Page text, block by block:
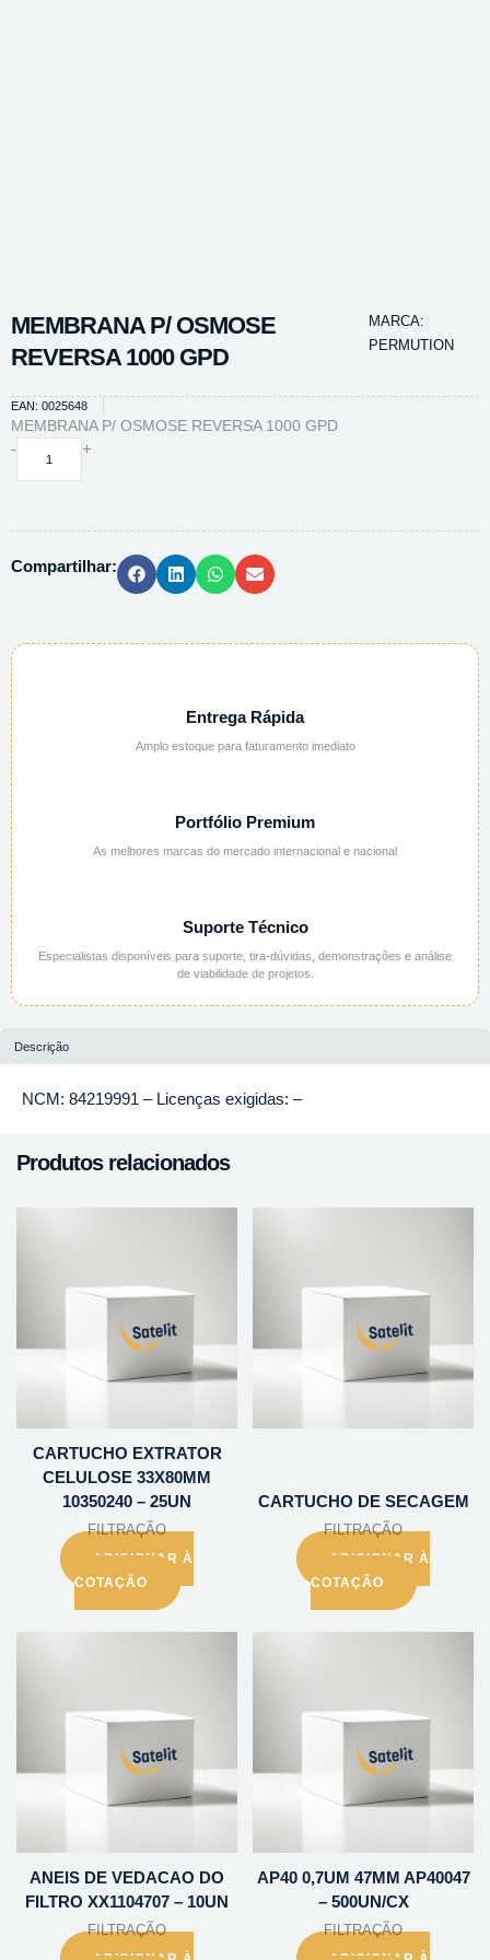
MEMBRANA P/ OSMOSE
REVERSA 1000 GPD
MARCA:
PERMUTION
EAN: 0025648
MEMBRANA P/ OSMOSE REVERSA 1000 GPD
-
MEMBRANA
GPD
+
Compartilhar:
Entrega Rápida
Amplo estoque para faturamento imediato
Portfólio Premium
As melhores marcas do mercado internacional e nacional
Suporte Técnico
Especialistas disponíveis para suporte, tira-dúvidas, demonstrações e análise
de viabilidade de projetos.
Descrição
NCM: 84219991 – Licenças exigidas: –
Produtos relacionados
CARTUCHO EXTRATOR
CELULOSE 33X80MM
10350240 – 25UN
FILTRAÇÃO
ADICIONAR À
COTAÇÃO
CARTUCHO DE SECAGEM
FILTRAÇÃO
ADICIONAR À
COTAÇÃO
ANEIS DE VEDACAO DO
FILTRO XX1104707 – 10UN
FILTRAÇÃO
AP40 0,7UM 47MM AP40047
– 500UN/CX
FILTRAÇÃO